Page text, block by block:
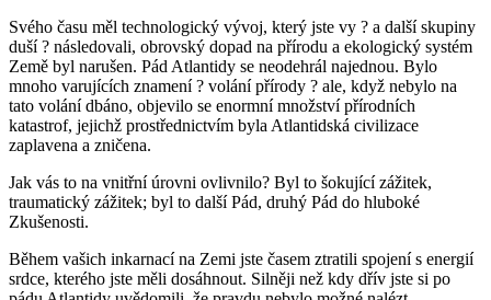
Svého času měl technologický vývoj, který jste vy ? a další skupiny
duší ? následovali, obrovský dopad na přírodu a ekologický systém
Země byl narušen. Pád Atlantidy se neodehrál najednou. Bylo
mnoho varujících znamení ? volání přírody ? ale, když nebylo na
tato volání dbáno, objevilo se enormní množství přírodních
katastrof, jejichž prostřednictvím byla Atlantidská civilizace
zaplavena a zničena.
Jak vás to na vnitřní úrovni ovlivnilo? Byl to šokující zážitek,
traumatický zážitek; byl to další Pád, druhý Pád do hluboké
Zkušenosti.
Během vašich inkarnací na Zemi jste časem ztratili spojení s energií
srdce, kterého jste měli dosáhnout. Silněji než kdy dřív jste si po